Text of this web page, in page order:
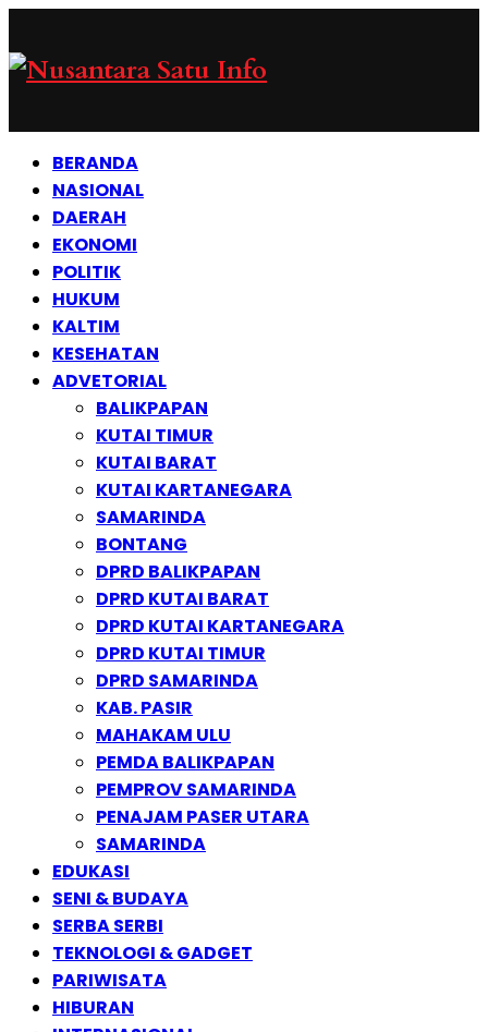
BERANDA
NASIONAL
DAERAH
EKONOMI
POLITIK
HUKUM
KALTIM
KESEHATAN
ADVETORIAL
BALIKPAPAN
KUTAI TIMUR
KUTAI BARAT
KUTAI KARTANEGARA
SAMARINDA
BONTANG
DPRD BALIKPAPAN
DPRD KUTAI BARAT
DPRD KUTAI KARTANEGARA
DPRD KUTAI TIMUR
DPRD SAMARINDA
KAB. PASIR
MAHAKAM ULU
PEMDA BALIKPAPAN
PEMPROV SAMARINDA
PENAJAM PASER UTARA
SAMARINDA
EDUKASI
SENI & BUDAYA
SERBA SERBI
TEKNOLOGI & GADGET
PARIWISATA
HIBURAN